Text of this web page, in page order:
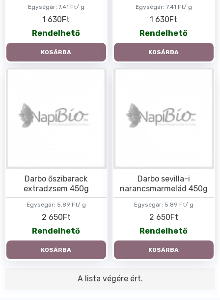
Egységár: 7.41 Ft/ g
1 630Ft
Rendelhető
KOSÁRBA
Egységár: 7.41 Ft/ g
1 630Ft
Rendelhető
KOSÁRBA
Egységár: 5.89 Ft/ g
Darbo őszibarack
extradzsem 450g
2 650Ft
Rendelhető
KOSÁRBA
Egységár: 5.89 Ft/ g
Darbo sevilla-i
narancsmarmelád 450g
2 650Ft
Rendelhető
KOSÁRBA
A lista végére ért.